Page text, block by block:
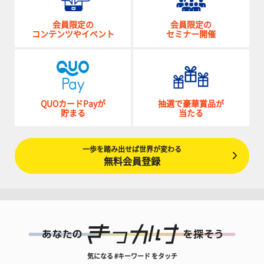
会員限定の
コンテンツやイベント
会員限定の
セミナー開催
QUOカードPayが
貯まる
抽選で豪華賞品が
当たる
一歩を踏み出せば世界が変わる
無料会員登録
気になる #キーワード をタッチ